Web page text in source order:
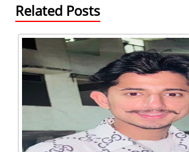
Related Posts